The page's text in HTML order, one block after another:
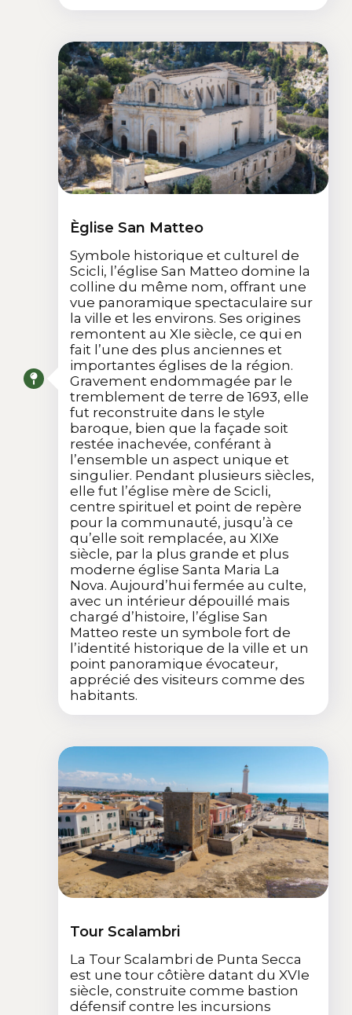
Èglise San Matteo
Symbole historique et culturel de
Scicli, l’église San Matteo domine la
colline du même nom, offrant une
vue panoramique spectaculaire sur
la ville et les environs. Ses origines
remontent au XIe siècle, ce qui en
fait l’une des plus anciennes et
importantes églises de la région.
Gravement endommagée par le
tremblement de terre de 1693, elle
fut reconstruite dans le style
baroque, bien que la façade soit
restée inachevée, conférant à
l’ensemble un aspect unique et
singulier. Pendant plusieurs siècles,
elle fut l’église mère de Scicli,
centre spirituel et point de repère
pour la communauté, jusqu’à ce
qu’elle soit remplacée, au XIXe
siècle, par la plus grande et plus
moderne église Santa Maria La
Nova. Aujourd’hui fermée au culte,
avec un intérieur dépouillé mais
chargé d’histoire, l’église San
Matteo reste un symbole fort de
l’identité historique de la ville et un
point panoramique évocateur,
apprécié des visiteurs comme des
habitants.
Tour Scalambri
La Tour Scalambri de Punta Secca
est une tour côtière datant du XVIe
siècle, construite comme bastion
défensif contre les incursions